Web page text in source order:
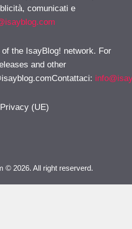
comunicati e
the IsayBlog! network. For
and other
:
(UE)
© 2026. All right reserverd.